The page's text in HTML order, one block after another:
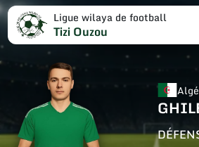
Ligue wilaya de football
Tizi Ouzou